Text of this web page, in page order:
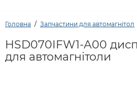
Головна Запчастини для автомагнітол
HSD070IFW1-A00
для автомагнітоли